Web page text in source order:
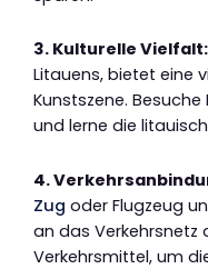
3. Kulturelle Vielfalt:
Litauens, bietet eine
Kunstszene.
und lerne die
4.
Zug oder Flugzeug
an das Verkehrsnetz
Verkehrsmittel, um